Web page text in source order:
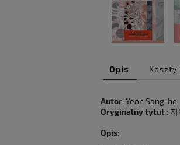
Opis Koszty
Autor: Yeon Sang-ho
Oryginalny tytuł : 지
Opis: